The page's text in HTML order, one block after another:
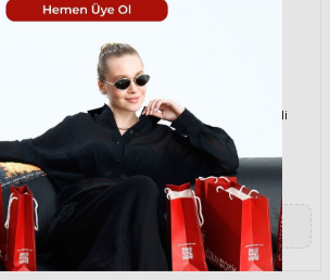
49 Sarı Unisex Güneş Gözlüğü
Metal güneş gözlüğü, tarzı ve kaliteli
bir aksesuar. Hem erkekler hem de kadınlar
gözlüğü, güneşin zararlı ışınlarından
stilinizi de yansıtır.
49 Sarı Unisex güneş gözlüğü, yüksek kaliteli
lense sahiptir. Bu malzemeler, güneş
dayanıklı ve konforlu olmasını sağlar.
49 Unisex Sarı güneş gözlüğü, %100 UV
gözlerinizi güneşin zararlı ışınlarından
korur. Yeşil cam rengi, ışığı dengeli bir şekilde
bir görüş sağlar.
49 Sarı Unisex Güneş Gözlüğü
▼ Devamını Oku